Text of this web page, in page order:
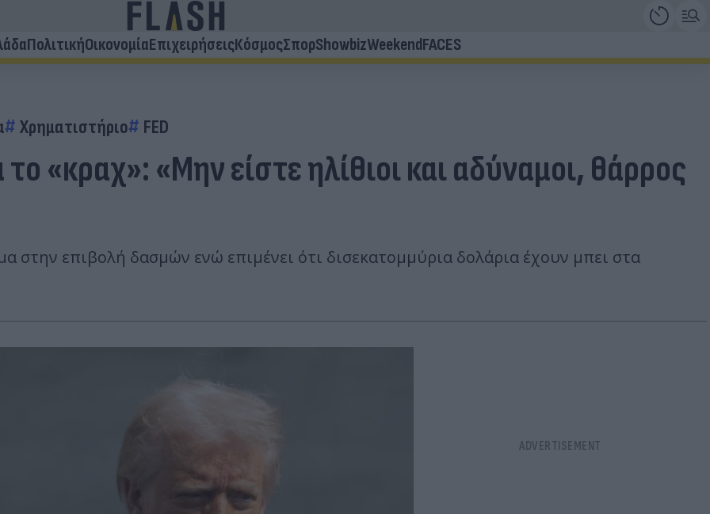
ΠολιτικήΟικονομίαΕπιχειρήσειςΚόσμοςΣπορShowbizWeekendFACES
Χρηματιστήριο FED
«κραχ»: «Μην είστε ηλίθιοι και αδύναμοι, θάρρος
στην επιβολή δασμών ενώ επιμένει ότι δισεκατομμύρια δολάρια έχουν μπει στα